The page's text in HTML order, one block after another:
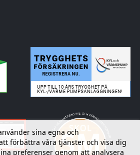
sina egna och
förbättra våra tjänster och visa dig
preferenser genom att analysera